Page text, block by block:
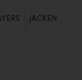
JACKEN